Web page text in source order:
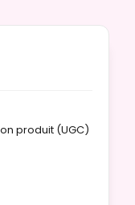
produit (UGC)